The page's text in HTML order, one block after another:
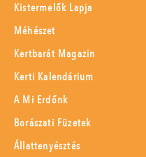
Kistermelők Lapja
Méhészet
Kertbarát Magazin
Kerti Kalendárium
A Mi Erdőnk
Borászati Füzetek
Állattenyésztés